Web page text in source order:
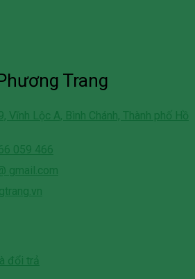
Trang
Vĩnh Lộc A, Bình Chánh, Thành phố Hồ
059 466
gmail.com
đổi trả